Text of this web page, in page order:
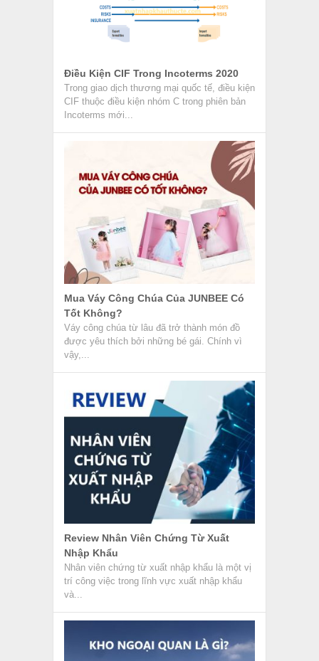
Điều Kiện CIF Trong Incoterms 2020
Trong giao dịch thương mại quốc tế, điều kiện
CIF thuộc điều kiện nhóm C trong phiên bản
Incoterms mới...
Mua Váy Công Chúa Của JUNBEE Có
Tốt Không?
Váy công chúa từ lâu đã trở thành món đồ
được yêu thích bởi những bé gái. Chính vì
vậy,...
Review Nhân Viên Chứng Từ Xuất
Nhập Khẩu
Nhân viên chứng từ xuất nhập khẩu là một vị
trí công việc trong lĩnh vực xuất nhập khẩu
và...